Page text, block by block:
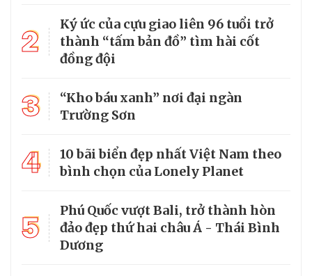
2
Ký ức của cựu giao liên 96 tuổi trở
thành “tấm bản đồ” tìm hài cốt
đồng đội
3
“Kho báu xanh” nơi đại ngàn
Trường Sơn
4
10 bãi biển đẹp nhất Việt Nam theo
bình chọn của Lonely Planet
5
Phú Quốc vượt Bali, trở thành hòn
đảo đẹp thứ hai châu Á - Thái Bình
Dương